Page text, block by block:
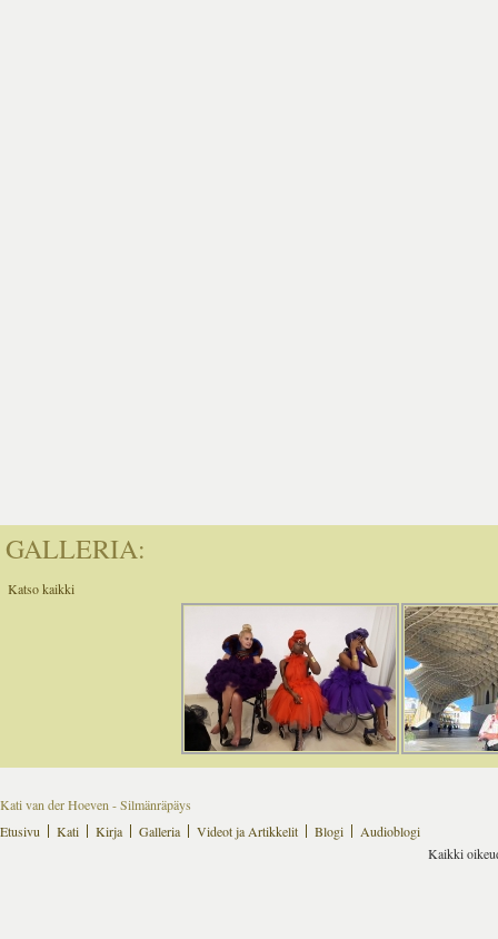
GALLERIA:
Katso kaikki
Kati van der Hoeven - Silmänräpäys
Etusivu
Kati Kirja Galleria Videot ja Artikkelit Blogi
Audioblogi
Kaikki